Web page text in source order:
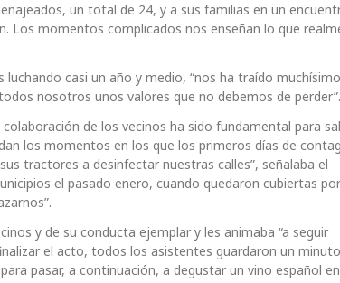
un total de 24, y a sus familias en un
Los momentos complicados nos enseñan lo que
casi un año y medio, “nos ha traído muchísimo
nosotros unos valores que no debemos de perder”.
de los vecinos ha sido fundamental para
los momentos en los que los primeros días de
tractores a desinfectar nuestras calles”, señalaba el
el pasado enero, cuando quedaron cubiertas
y de su conducta ejemplar y les animaba “a seguir
el acto, todos los asistentes guardaron un
pasar, a continuación, a degustar un vino español